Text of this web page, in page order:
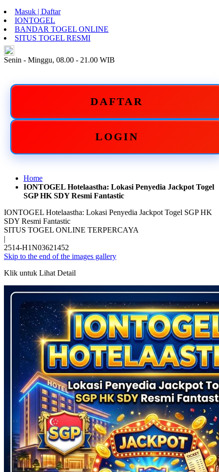
Masuk | Daftar
IONTOGEL
BANDAR TOGEL ONLINE
SITUS TOGEL RESMI
Senin - Minggu, 08.00 - 21.00 WIB
DAFTAR
LOGIN
Home
IONTOGEL Hotelaastha: Lokasi Penyedia Jackpot Togel
SGP HK SDY Resmi Fantastic
IONTOGEL Hotelaastha: Lokasi Penyedia Jackpot Togel SGP HK
SDY Resmi Fantastic
SITUS TOGEL ONLINE TERPERCAYA
|
2514-H1N03621452
Skip to the end of the images gallery
Klik untuk Lihat Detail